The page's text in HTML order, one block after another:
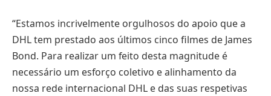
“Estamos incrivelmente orgulhosos do apoio que a
DHL tem prestado aos últimos cinco filmes de James
Bond. Para realizar um feito desta magnitude é
necessário um esforço coletivo e alinhamento da
nossa rede internacional DHL e das suas respetivas